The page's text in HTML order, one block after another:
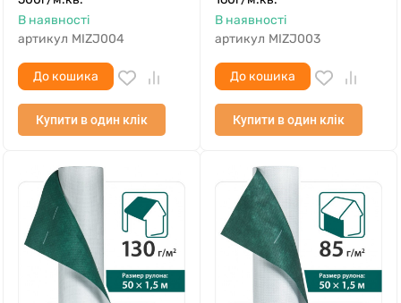
В наявності
артикул MIZJ004
До кошика
Купити в один клік
В наявності
артикул MIZJ003
До кошика
Купити в один клік